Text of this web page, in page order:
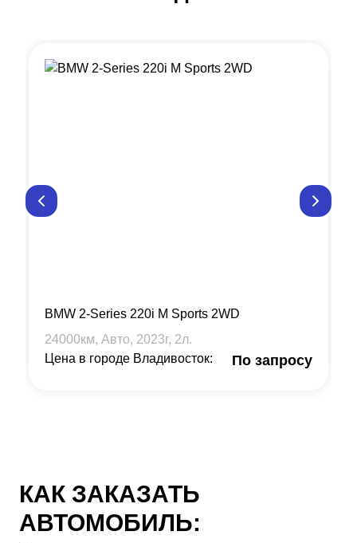
BMW 2-Series 220i M Sports 2WD
24000км, Авто, 2023г, 2л.
Цена в городе Владивосток:
По запросу
КАК ЗАКАЗАТЬ
АВТОМОБИЛЬ: